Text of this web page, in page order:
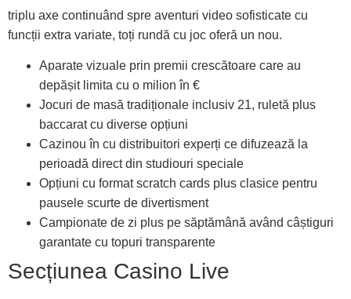
triplu axe continuând spre aventuri video sofisticate cu
funcții extra variate, toți rundă cu joc oferă un nou.
Aparate vizuale prin premii crescătoare care au
depășit limita cu o milion în €
Jocuri de masă tradiționale inclusiv 21, ruletă plus
baccarat cu diverse opțiuni
Cazinou în cu distribuitori experți ce difuzează la
perioadă direct din studiouri speciale
Opțiuni cu format scratch cards plus clasice pentru
pausele scurte de divertisment
Campionate de zi plus pe săptămână având câștiguri
garantate cu topuri transparente
Secțiunea Casino Live